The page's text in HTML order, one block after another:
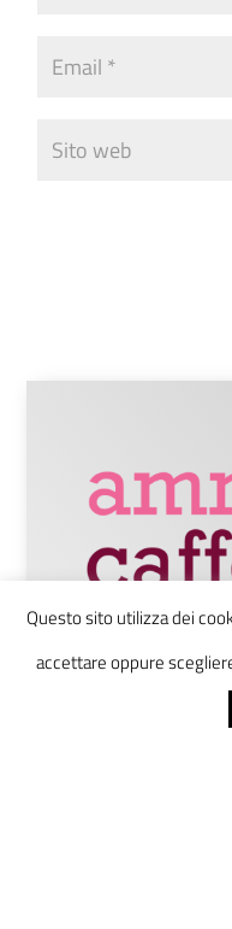
Ammazzacaffè è
Questo sito utilizza dei
accettare oppure